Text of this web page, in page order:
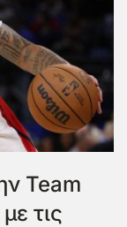
Team
τις